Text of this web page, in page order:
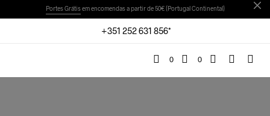
Portes Grátisem encomendas a partir de 50€ (Portugal Continental)
+351 252 631 856*
0 0